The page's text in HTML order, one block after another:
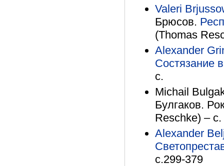
Valeri
Брюсов.
(Thomas
Alexander
Состязание
с.
Michail
Булгаков.
Reschke) – с.
Alexander
с.299-379